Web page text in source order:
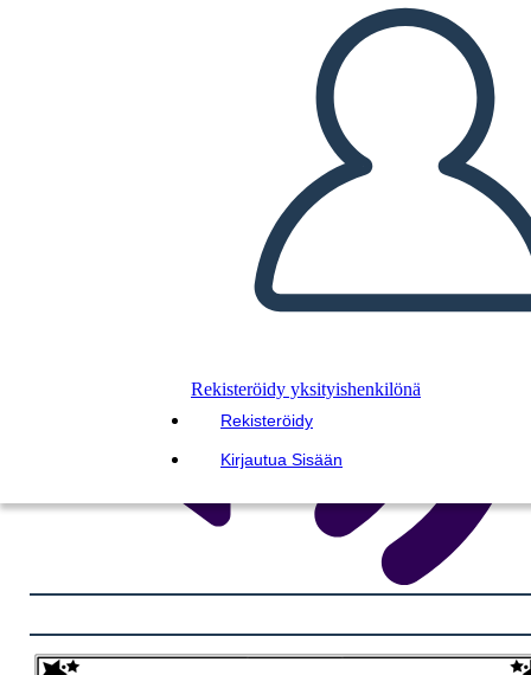
Rekisteröidy yksityishenkilönä
Rekisteröidy
Kirjautua Sisään
LUO KUVAKÄSIKIRJOITUS
TOISTA DIAESITYS
LUE MINULLE